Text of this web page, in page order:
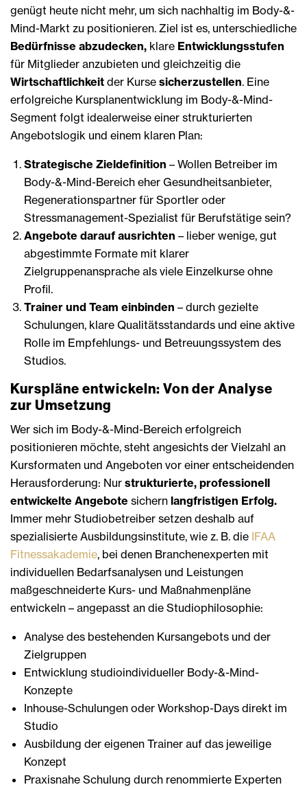
genügt heute nicht mehr, um sich nachhaltig im Body-&-
Mind-Markt zu positionieren. Ziel ist es, unterschiedliche
Bedürfnisse abzudecken, klare Entwicklungsstufen
für Mitglieder anzubieten und gleichzeitig die
Wirtschaftlichkeit der Kurse sicherzustellen. Eine
erfolgreiche Kursplanentwicklung im Body-&-Mind-
Segment folgt idealerweise einer strukturierten
Angebotslogik und einem klaren Plan:
Strategische Zieldefinition – Wollen Betreiber im
Body-&-Mind-Bereich eher Gesundheitsanbieter,
Regenerationspartner für Sportler oder
Stressmanagement-Spezialist für Berufstätige sein?
Angebote darauf ausrichten – lieber wenige, gut
abgestimmte Formate mit klarer
Zielgruppenansprache als viele Einzelkurse ohne
Profil.
Trainer und Team einbinden – durch gezielte
Schulungen, klare Qualitätsstandards und eine aktive
Rolle im Empfehlungs- und Betreuungssystem des
Studios.
Kurspläne entwickeln: Von der Analyse
zur Umsetzung
Wer sich im Body-&-Mind-Bereich erfolgreich
positionieren möchte, steht angesichts der Vielzahl an
Kursformaten und Angeboten vor einer entscheidenden
Herausforderung: Nur strukturierte, professionell
entwickelte Angebote sichern langfristigen Erfolg.
Immer mehr Studiobetreiber setzen deshalb auf
spezialisierte Ausbildungsinstitute, wie z. B. die IFAA
Fitnessakademie, bei denen Branchenexperten mit
individuellen Bedarfsanalysen und Leistungen
maßgeschneiderte Kurs- und Maßnahmenpläne
entwickeln – angepasst an die Studiophilosophie:
Analyse des bestehenden Kursangebots und der
Zielgruppen
Entwicklung studioindividueller Body-&-Mind-
Konzepte
Inhouse-Schulungen oder Workshop-Days direkt im
Studio
Ausbildung der eigenen Trainer auf das jeweilige
Konzept
Praxisnahe Schulung durch renommierte Experten